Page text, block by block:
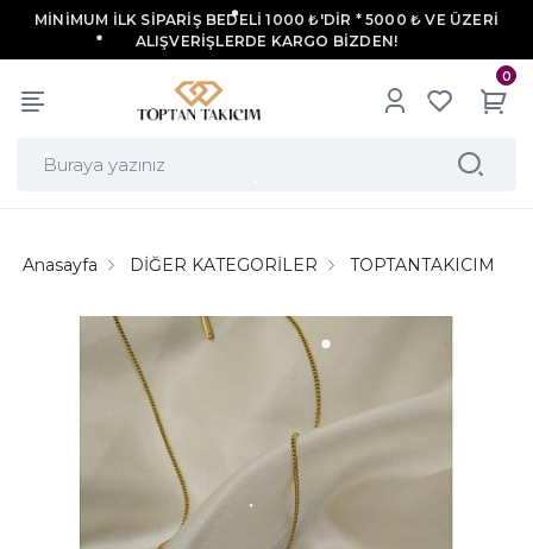
MİNİMUM İLK SİPARİŞ BEDELİ 1000 ₺'DİR * 5000 ₺ VE ÜZERİ
ALIŞVERİŞLERDE KARGO BİZDEN!
0
Anasayfa DİĞER KATEGORİLER TOPTANTAKICIM